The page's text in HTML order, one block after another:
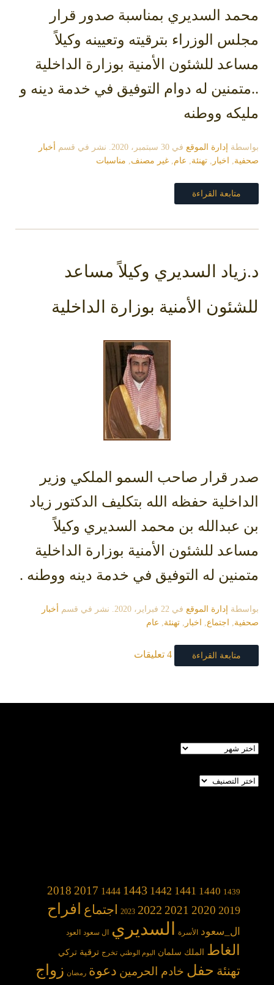
محمد السديري بمناسبة صدور قرار
مجلس الوزراء بترقيته وتعيينه وكيلاً
مساعد للشئون الأمنية بوزارة الداخلية
..متمنين له دوام التوفيق في خدمة دينه و
مليكه ووطنه
بواسطة إدارة الموقع في 30 سبتمبر، 2020 . نشر في قسم
أخبار
صحفية, اخبار , تهنئة, عام, غير مصنف, مناسبات
متابعة القراءة
د.زياد السديري وكيلاً مساعد
للشئون الأمنية بوزارة الداخلية
صدر قرار صاحب السمو الملكي وزير
الداخلية حفظه الله بتكليف الدكتور زياد
بن عبدالله بن محمد السديري وكيلاً
مساعد للشئون الأمنية بوزارة الداخلية
متمنين له التوفيق في خدمة دينه ووطنه .
بواسطة إدارة الموقع في 22 فبراير، 2020 . نشر في قسم
أخبار
صحفية, اجتماع, اخبار , تهنئة, عام
متابعة القراءة 4 تعليقات
الأرشيف
تصنيفات
1439
1440
1441
1442
1443
1444
2017
2018
2019
2020
2021
2022
2023 اجتماع افراح
ال_سعود الأسرة السديري ال سعود العود
الغاط الملك سلمان اليوم الوطني تخرج ترقية تركي
تهنئة حفل خادم الحرمين دعوة رمضان زواج